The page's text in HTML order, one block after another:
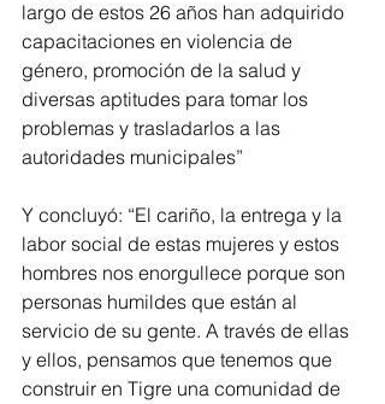
largo de estos 26 años han adquirido
capacitaciones en violencia de
género, promoción de la salud y
diversas aptitudes para tomar los
problemas y trasladarlos a las
autoridades municipales”
Y concluyó: “El cariño, la entrega y la
labor social de estas mujeres y estos
hombres nos enorgullece porque son
personas humildes que están al
servicio de su gente. A través de ellas
y ellos, pensamos que tenemos que
construir en Tigre una comunidad de